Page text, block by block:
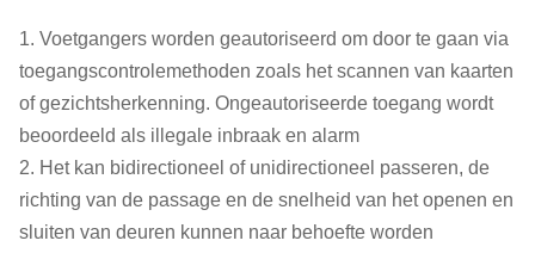
Gemiddelde levensduur 5 miljoen keer
Kanaalbreedte
Zwaaiarmmateriaal 10mm acryl deurpaneel
Productgrootte 1600*120*980mm
1. Voetgangers worden geautoriseerd om door te gaan via
toegangscontrolemethoden zoals het scannen van kaarten
of gezichtsherkenning. Ongeautoriseerde toegang wordt
beoordeeld als illegale inbraak en alarm
2. Het kan bidirectioneel of unidirectioneel passeren, de
richting van de passage en de snelheid van het openen en
sluiten van deuren kunnen naar behoefte worden